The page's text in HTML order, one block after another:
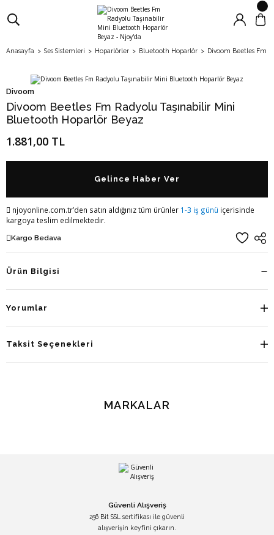
Anasayfa Ses Sistemleri Hoparlörler Bluetooth Hoparlör Divoom Beetles Fm
Divoom
Divoom Beetles Fm Radyolu Taşınabilir Mini
Bluetooth Hoparlör Beyaz
1.881,00 TL
Gelince Haber Ver
njoyonline.com.tr’den satın aldığınız tüm ürünler 1-3 iş günü içerisinde
kargoya teslim edilmektedir.
Kargo Bedava
Ürün Bilgisi
Yorumlar
Taksit Seçenekleri
MARKALAR
Güvenli Alışveriş
256 Bit SSL sertifikası ile güvenli
alışverişin keyfini çıkarın.